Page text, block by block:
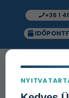
+36 1
Klinikáink